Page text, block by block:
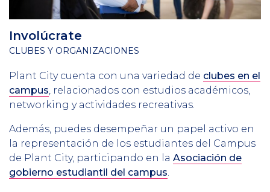
Involúcrate
CLUBES Y ORGANIZACIONES
Plant City cuenta con una variedad de clubes en el
campus, relacionados con estudios académicos,
networking y actividades recreativas.
Además, puedes desempeñar un papel activo en
la representación de los estudiantes del Campus
de Plant City, participando en la Asociación de
gobierno estudiantil del campus.